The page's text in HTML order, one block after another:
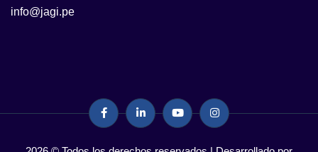
info@jagi.pe